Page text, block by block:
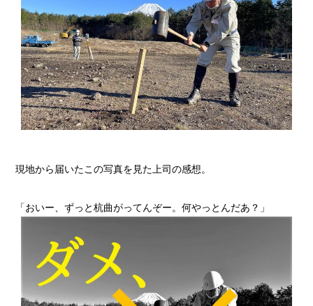
現地から届いたこの写真を見た上司の感想。
「おいー、ずっと杭曲がってんぞー。何やっとんだあ？」